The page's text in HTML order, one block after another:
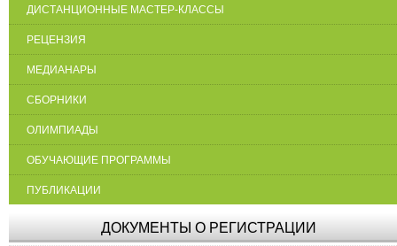
ДИСТАНЦИОННЫЕ МАСТЕР-КЛАССЫ
РЕЦЕНЗИЯ
МЕДИАНАРЫ
СБОРНИКИ
ОЛИМПИАДЫ
ОБУЧАЮЩИЕ ПРОГРАММЫ
ПУБЛИКАЦИИ
ДОКУМЕНТЫ О РЕГИСТРАЦИИ